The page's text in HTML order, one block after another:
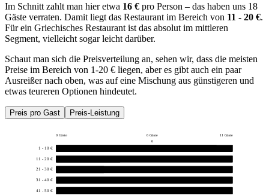
Im Schnitt zahlt man hier etwa 16 € pro Person – das haben uns 18
Gäste verraten. Damit liegt das Restaurant im Bereich von 11 - 20 €.
Für ein Griechisches Restaurant ist das absolut im mittleren
Segment, vielleicht sogar leicht darüber.
Schaut man sich die Preisverteilung an, sehen wir, dass die meisten
Preise im Bereich von 1-20 € liegen, aber es gibt auch ein paar
Ausreißer nach oben, was auf eine Mischung aus günstigeren und
etwas teureren Optionen hindeutet.
Preis pro Gast Preis-Leistung
0 Gäste 6 Gäste
11 Gäste
6
1 - 10 €
11 - 20 €
21 - 30 €
31 - 40 €
41 - 50 €